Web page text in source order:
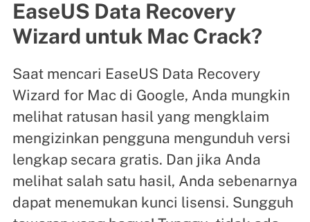
EaseUS Data Recovery
Wizard untuk Mac Crack?
Saat mencari EaseUS Data Recovery
Wizard for Mac di Google, Anda mungkin
melihat ratusan hasil yang mengklaim
mengizinkan pengguna mengunduh versi
lengkap secara gratis. Dan jika Anda
melihat salah satu hasil, Anda sebenarnya
dapat menemukan kunci lisensi. Sungguh